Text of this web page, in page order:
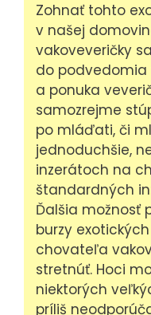
Zohnať tohto
v našej
vakoveveričky
do
a ponuka
samozrejme
po mláďati, či
jednoduchšie,
inzerátoch na
štandardných
Ďalšia možnosť
burzy
chovateľa
stretnúť. Hoci
niektorých
príliš